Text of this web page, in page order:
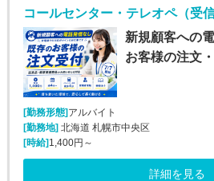
新規顧客への
お客様の注文
[勤務形態] アルバイト
[勤務地] 北海道 札幌市中央区
[時給] 1,400円～
詳細を見る